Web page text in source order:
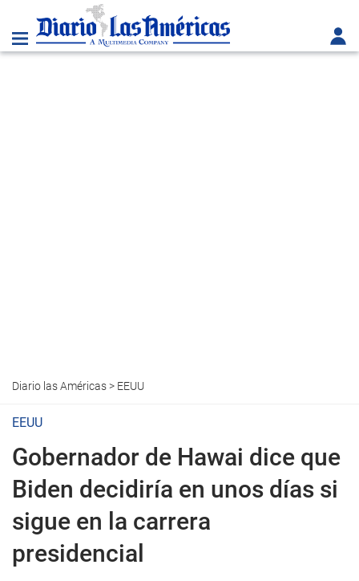
Diario las Américas> EEUU
EEUU
Gobernador de Hawai dice que
Biden decidiría en unos días si
sigue en la carrera
presidencial